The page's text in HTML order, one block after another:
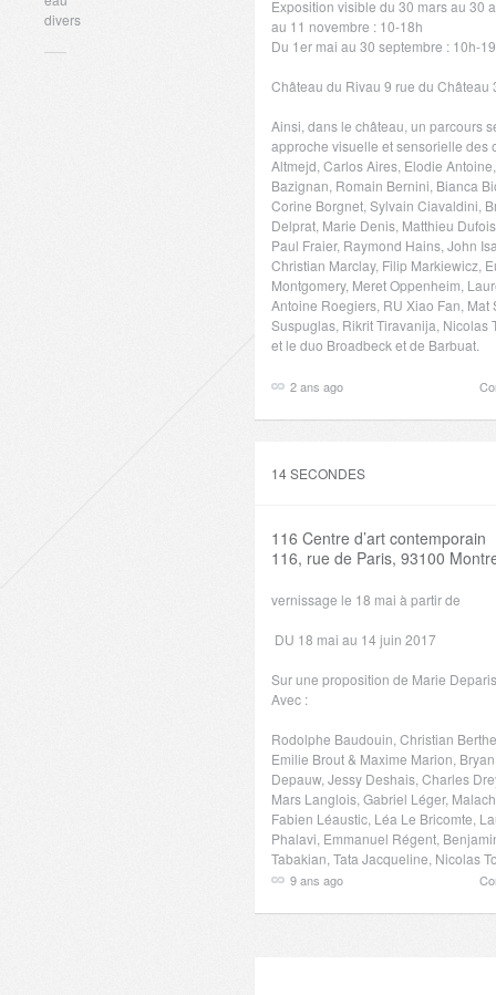
divers
Exposition visible du 30 mars au 30
au 11 novembre : 10-18h
Du 1er mai au 30 septembre : 10h-
Château du Rivau 9 rue du Château
Ainsi, dans le château, un parcours
approche visuelle et sensorielle des
Altmejd, Carlos Aires, Elodie
Bazignan, Romain Bernini, Bianca
Corine Borgnet, Sylvain Ciavaldini,
Delprat, Marie Denis, Matthieu
Paul Fraier, Raymond Hains, John
Christian Marclay, Filip Markiewicz,
Montgomery, Meret Oppenheim,
Antoine Roegiers, RU Xiao Fan, Mat
Suspuglas, Rikrit Tiravanija, Nicolas
et le duo Broadbeck et de Barbuat.
2 ans ago
14 SECONDES
116 Centre d’art contemporain
116, rue de Paris, 93100
vernissage le 18 mai à partir de
DU 18 mai au 14 juin 2017
Sur une proposition de Marie
Avec :
Rodolphe Baudouin, Christian
Emilie Brout & Maxime Marion,
Depauw, Jessy Deshais, Charles
Mars Langlois, Gabriel Léger,
Fabien Léaustic, Léa Le Bricomte,
Phalavi, Emmanuel Régent,
Tabakian, Tata Jacqueline, Nicolas
9 ans ago